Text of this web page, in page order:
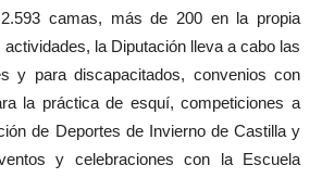
camas, más de 200 en la propia
la Diputación lleva a cabo las
y para discapacitados, convenios con
la práctica de esquí, competiciones a
de Deportes de Invierno de Castilla y
y celebraciones con la Escuela